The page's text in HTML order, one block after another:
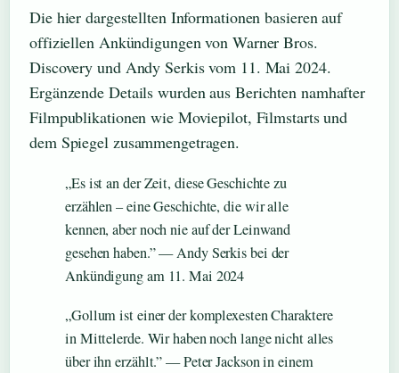
Die hier dargestellten Informationen basieren auf
offiziellen Ankündigungen von Warner Bros.
Discovery und Andy Serkis vom 11. Mai 2024.
Ergänzende Details wurden aus Berichten namhafter
Filmpublikationen wie Moviepilot, Filmstarts und
dem Spiegel zusammengetragen.
„Es ist an der Zeit, diese Geschichte zu
erzählen – eine Geschichte, die wir alle
kennen, aber noch nie auf der Leinwand
gesehen haben.” — Andy Serkis bei der
Ankündigung am 11. Mai 2024
„Gollum ist einer der komplexesten Charaktere
in Mittelerde. Wir haben noch lange nicht alles
über ihn erzählt.” — Peter Jackson in einem